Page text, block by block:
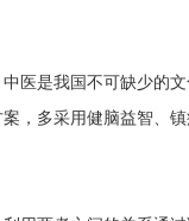
医是我国不可缺少的
，多采用健脑益智、镇